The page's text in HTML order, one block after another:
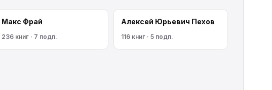
Макс Фрай
236 книг · 7 подп.
Алексей Юрьевич Пехов
116 книг · 5 подп.